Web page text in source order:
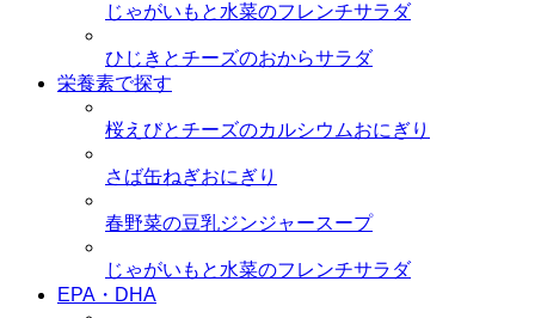
じゃがいもと水菜のフレンチサラダ
ひじきとチーズのおからサラダ
栄養素で探す
桜えびとチーズのカルシウムおにぎり
さば缶ねぎおにぎり
春野菜の豆乳ジンジャースープ
じゃがいもと水菜のフレンチサラダ
EPA・DHA